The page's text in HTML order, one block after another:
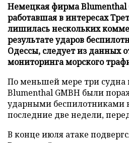
Немецкая фирма Blumenthal
работавшая в интересах
лишилась нескольких
результате ударов
Одессы, следует из данных
мониторинга морского
По меньшей мере три
Blumenthal GMBH были
ударными беспилотниками
последние две недели,
В конце июля атаке